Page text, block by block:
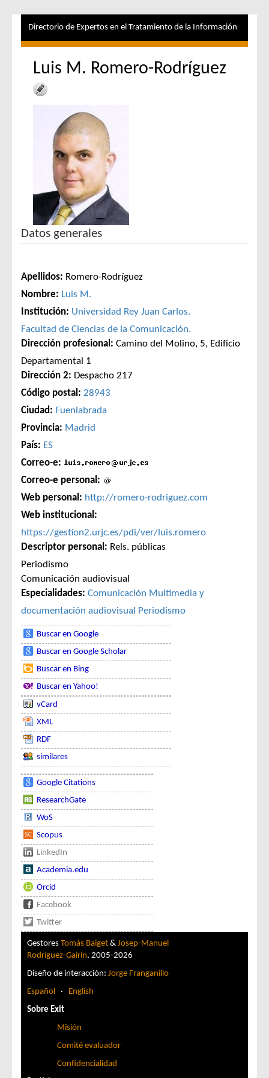
Directorio de Expertos en el Tratamiento de la Información
Luis M. Romero-Rodríguez
Datos generales
Apellidos: Romero-Rodríguez
Nombre: Luis M.
Institución: Universidad Rey Juan Carlos.
Facultad de Ciencias de la Comunicación.
Dirección profesional: Camino del Molino, 5, Edificio
Departamental 1
Dirección 2: Despacho 217
Código postal: 28943
Ciudad: Fuenlabrada
Provincia: Madrid
País: ES
Correo-e:
Correo-e personal:
Web personal: http://romero-rodriguez.com
Web institucional:
https://gestion2.urjc.es/pdi/ver/luis.romero
Descriptor personal: Rels. públicas
Periodismo
Comunicación audiovisual
Especialidades: Comunicación Multimedia y
documentación audiovisual
Periodismo
Buscar en Google
Buscar en Google Scholar
Buscar en Bing
Buscar en Yahoo!
vCard
XML
RDF
similares
Google Citations
ResearchGate
WoS
Scopus
LinkedIn
Academia.edu
Orcid
Facebook
Twitter
Gestores Tomàs Baiget & Josep-Manuel
Rodríguez-Gairín, 2005-2026
Diseño de interacción: Jorge Franganillo
Español · English
Sobre Exit
Misión
Comité evaluador
Confidencialidad